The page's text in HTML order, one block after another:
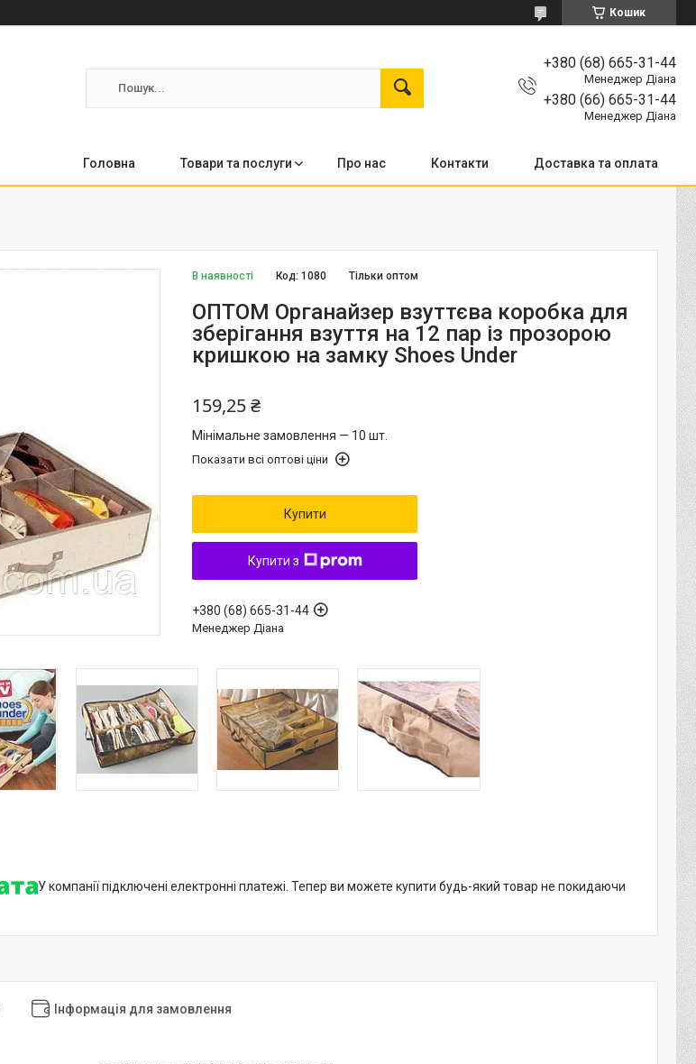
Кошик
+380 (68) 665-31-44
Менеджер Діана
+380 (66) 665-31-44
Менеджер Діана
Головна Товари та послуги Про нас Контакти Доставка та оплата
В наявності Тільки оптом
Код:1080
ОПТОМ Органайзер взуттєва коробка для
зберігання взуття на 12 пар із прозорою
кришкою на замку Shoes Under
159,25 ₴
Мінімальне замовлення — 10 шт.
Показати всі оптові ціни
Купити
Купити з
+380 (68) 665-31-44
Менеджер Діана
У компанії підключені електронні платежі. Тепер ви можете купити будь-який товар не покидаючи
Інформація для замовлення